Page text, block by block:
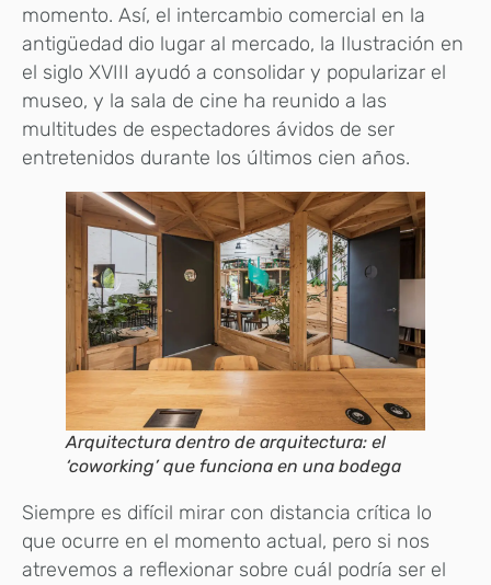
momento. Así, el intercambio comercial en la
antigüedad dio lugar al mercado, la Ilustración en
el siglo XVIII ayudó a consolidar y popularizar el
museo, y la sala de cine ha reunido a las
multitudes de espectadores ávidos de ser
entretenidos durante los últimos cien años.
Arquitectura dentro de arquitectura: el
‘coworking’ que funciona en una bodega
Siempre es difícil mirar con distancia crítica lo
que ocurre en el momento actual, pero si nos
atrevemos a reflexionar sobre cuál podría ser el